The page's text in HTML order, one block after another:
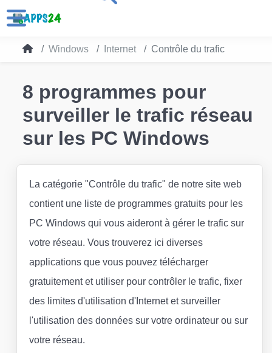
Windows Internet Contrôle du trafic
8 programmes pour
surveiller le trafic réseau
sur les PC Windows
La catégorie "Contrôle du trafic" de notre site web
contient une liste de programmes gratuits pour les
PC Windows qui vous aideront à gérer le trafic sur
votre réseau. Vous trouverez ici diverses
applications que vous pouvez télécharger
gratuitement et utiliser pour contrôler le trafic, fixer
des limites d'utilisation d'Internet et surveiller
l'utilisation des données sur votre ordinateur ou sur
votre réseau.